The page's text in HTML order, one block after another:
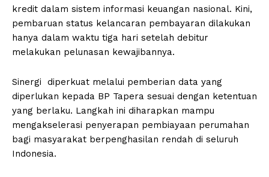
kredit dalam sistem informasi keuangan nasional. Kini,
pembaruan status kelancaran pembayaran dilakukan
hanya dalam waktu tiga hari setelah debitur
melakukan pelunasan kewajibannya.
Sinergi diperkuat melalui pemberian data yang
diperlukan kepada BP Tapera sesuai dengan ketentuan
yang berlaku. Langkah ini diharapkan mampu
mengakselerasi penyerapan pembiayaan perumahan
bagi masyarakat berpenghasilan rendah di seluruh
Indonesia.